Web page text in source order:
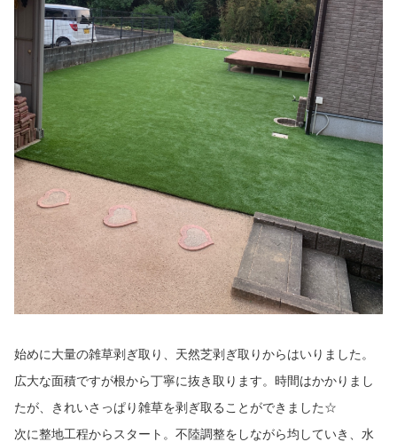
始めに大量の雑草剥ぎ取り、天然芝剥ぎ取りからはいりました。
広大な面積ですが根から丁寧に抜き取ります。時間はかかりまし
たが、きれいさっぱり雑草を剥ぎ取ることができました☆
次に整地工程からスタート。不陸調整をしながら均していき、水